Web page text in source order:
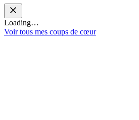
Loading…
Voir tous mes coups de cœur